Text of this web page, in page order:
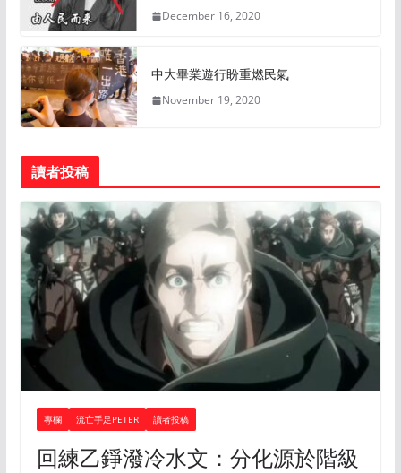
December 16, 2020
中大畢業遊行盼重燃民氣
November 19, 2020
讀者投稿
專欄 流亡手足PETER 讀者投稿
回練乙錚潑冷水文：分化源於階級